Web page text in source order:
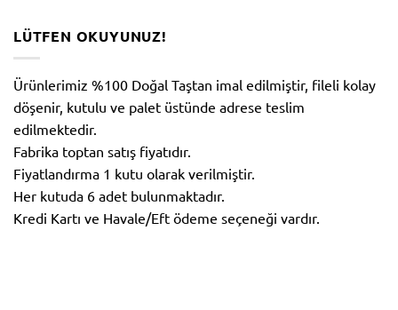
LÜTFEN OKUYUNUZ!
Ürünlerimiz %100 Doğal Taştan imal edilmiştir, fileli kolay
döşenir, kutulu ve palet üstünde adrese teslim
edilmektedir.
Fabrika toptan satış fiyatıdır.
Fiyatlandırma 1 kutu olarak verilmiştir.
Her kutuda 6 adet bulunmaktadır.
Kredi Kartı ve Havale/Eft ödeme seçeneği vardır.